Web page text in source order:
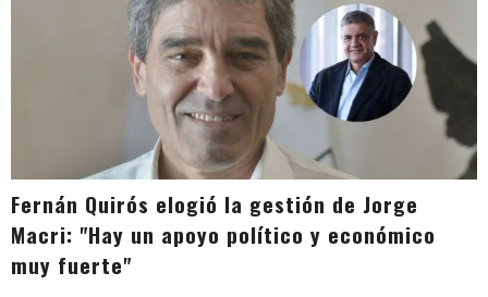
Fernán Quirós elogió la gestión de Jorge
Macri: "Hay un apoyo político y económico
muy fuerte"